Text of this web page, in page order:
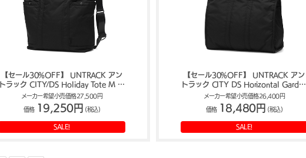
【セール30%OFF】 UNTRACK アン
トラック CITY/DS Holiday Tote M ト
ートバッグ 16L 60394
メーカー希望小売価格27,500円
価格 19,250円 (税込)
SALE!
【セール30%OFF】 UNTRACK アン
トラック CITY DS Horizontal Garden
Tote トートバッグ 60395
メーカー希望小売価格26,400円
価格 18,480円 (税込)
SALE!